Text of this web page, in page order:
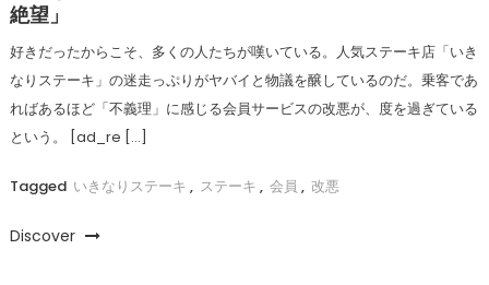
絶望」
好きだったからこそ、多くの人たちが嘆いている。人気ステーキ店「いき
なりステーキ」の迷走っぷりがヤバイと物議を醸しているのだ。乗客であ
ればあるほど「不義理」に感じる会員サービスの改悪が、度を過ぎている
という。 [ad_re […]
Tagged いきなりステーキ , ステーキ , 会員 , 改悪
Discover